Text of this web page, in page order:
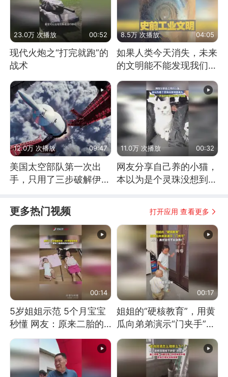
23.0万 次播放 00:52
现代火炮之“打完就跑”的
战术
8.5万 次播放 04:05
如果人类今天消失，未来
的文明能不能发现我们存
12.0万 次播放 09:47
美国太空部队第一次出
手，只用了三步破解伊朗
11.0万 次播放 00:32
网友分享自己养的小猫，
本以为是个灵珠没想到是
更多热门视频 打开应用 查看更多
00:14
5岁姐姐示范 5个月宝宝
秒懂 网友：原来二胎的
快乐长这样
00:17
姐姐的“硬核教育”，用黄
瓜向弟弟演示“门夹手”，
网友：果然言传不如身
教！